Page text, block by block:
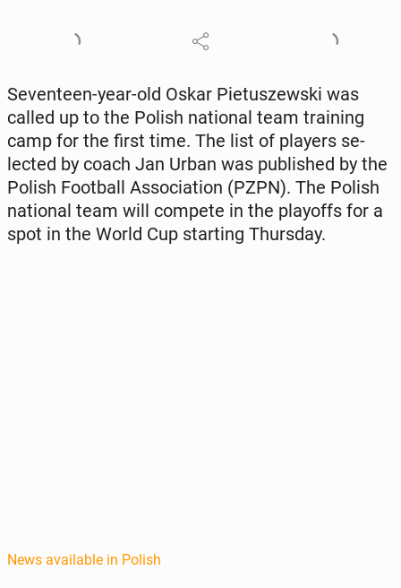
Sev­en­teen-year-old Oskar Pietuszews­ki was
called up to the Polish na­tion­al team train­ing
camp for the first time. The list of players se­
lect­ed by coach Jan Urban was pub­lished by the
Polish Foot­ball As­so­ci­a­tion (PZPN). The Polish
na­tion­al team will compete in the play­offs for a
spot in the World Cup start­ing Thurs­day.
News available in Polish